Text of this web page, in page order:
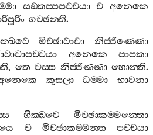
සඞ‍්කප‍්පපච‍්චයා ච අනෙකෙ
ගච‍්ඡන‍්ති.
මිච‍්ඡාවාචා
නිජ‍්ජිණ‍්ණො
අනෙකෙ
පාපකා
, තෙ චස‍්ස නිජ‍්ජිණ‍්ණා හොන‍්ති.
කුසලා ධම‍්මා
භාවනා
භික‍්ඛවෙ
මිච‍්ඡාකම‍්මන‍්තො
ච මිච‍්ඡාකම‍්මන‍්ත
පච‍්චයා